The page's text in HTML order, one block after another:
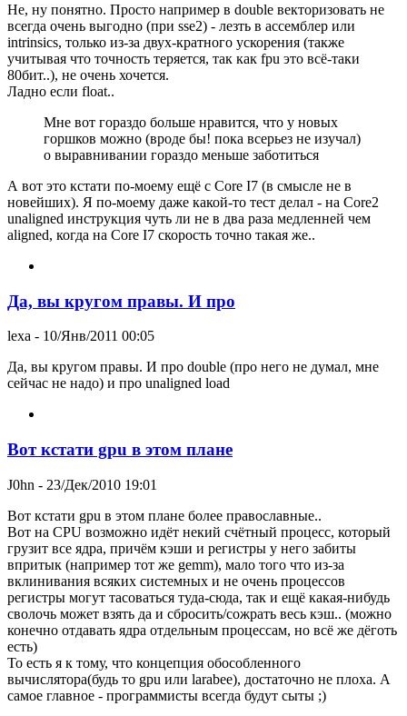
Не, ну понятно. Просто например в double векторизовать не
всегда очень выгодно (при sse2) - лезть в ассемблер или
intrinsics, только из-за двух-кратного ускорения (также
учитывая что точность теряется, так как fpu это всё-таки
80бит..), не очень хочется.
Ладно если float..
Мне вот гораздо больше нравится, что у новых
горшков можно (вроде бы! пока всерьез не изучал)
о выравнивании гораздо меньше заботиться
А вот это кстати по-моему ещё с Core I7 (в смысле не в
новейших). Я по-моему даже какой-то тест делал - на Core2
unaligned инструкция чуть ли не в два раза медленней чем
aligned, когда на Core I7 скорость точно такая же..
Да, вы кругом правы. И про
lexa - 10/Янв/2011 00:05
Да, вы кругом правы. И про double (про него не думал, мне
сейчас не надо) и про unaligned load
Вот кстати gpu в этом плане
J0hn - 23/Дек/2010 19:01
Вот кстати gpu в этом плане более православные..
Вот на CPU возможно идёт некий счётный процесс, который
грузит все ядра, причём кэши и регистры у него забиты
впритык (например тот же gemm), мало того что из-за
вклинивания всяких системных и не очень процессов
регистры могут тасоваться туда-сюда, так и ещё какая-нибудь
сволочь может взять да и сбросить/сожрать весь кэш.. (можно
конечно отдавать ядра отдельным процессам, но всё же дёготь
есть)
То есть я к тому, что концепция обособленного
вычислятора(будь то gpu или larabee), достаточно не плоха. А
самое главное - программисты всегда будут сыты ;)